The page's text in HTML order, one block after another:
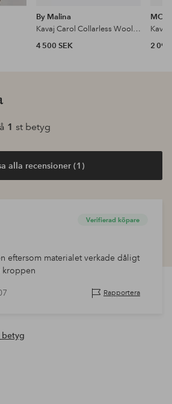
By Malina
Kavaj Carol Collarless Wool-silk Evening Blazer
4 500 SEK
MOS
2 099
1 st betyg
alla recensioner (1)
Verifierad köpare
eftersom materialet verkade dåligt
kroppen
Rapportera